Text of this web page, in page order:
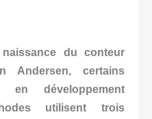
du conteur
Andersen, certains
développement
utilisent trois